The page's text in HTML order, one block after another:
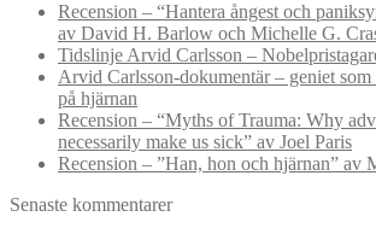
Recension – “Hantera ångest och
av David H. Barlow och Michelle G.
Tidslinje Arvid Carlsson –
Arvid Carlsson-dokumentär – geniet som
på hjärnan
Recension – “Myths of Trauma: Why
necessarily make us sick” av Joel Paris
Recension – ”Han, hon och hjärnan” av
Senaste kommentarer